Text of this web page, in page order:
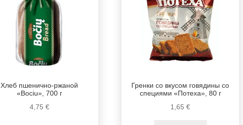
Хлеб пшенично-ржаной
«Bociu», 700 г
4,75 €
Гренки со вкусом говядины со
специями «Потеха», 80 г
1,65€